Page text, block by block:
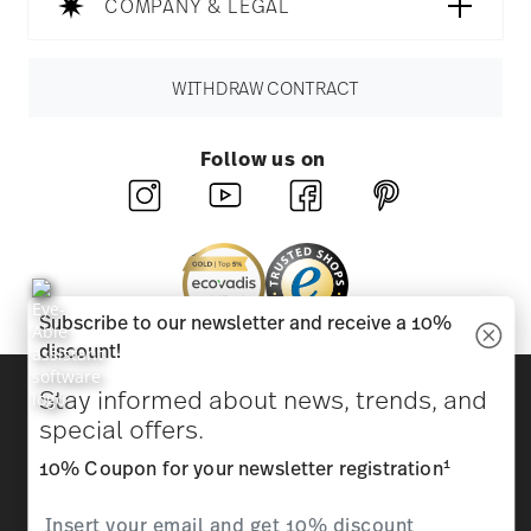
COMPANY & LEGAL
WITHDRAW CONTRACT
Follow us on
Beauty & functionality for your home
Homepage General terms and conditions
Privacy
Subscribe to our newsletter and receive a 10%
discount!
Stay informed about news, trends, and
special offers.
10% Coupon for your newsletter registration1